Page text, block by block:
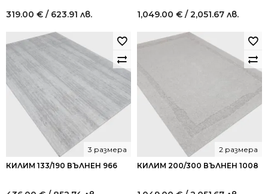
319.00 € / 623.91 лв. 1,049.00 € / 2,051.67 лв.
КИЛИМ 133/190 ВЪЛНЕН 966
3 размера
КИЛИМ 200/300 ВЪЛНЕН 1008
2 размера